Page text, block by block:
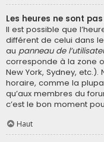
Les heures ne sont
Il est possible que
différent de celui dans
au panneau de
corresponde à la zone
New York, Sydney,
horaire, comme la
qu’aux membres du
c’est le bon moment
Haut